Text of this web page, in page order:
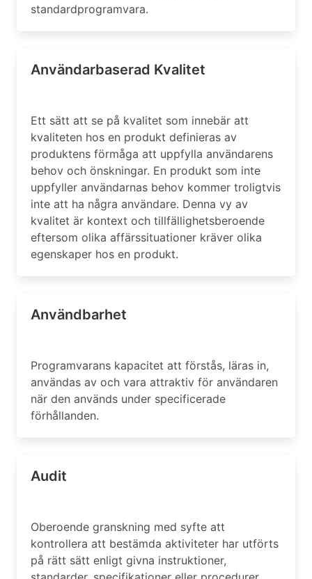
standardprogramvara.
Användarbaserad Kvalitet
Ett sätt att se på kvalitet som innebär att
kvaliteten hos en produkt definieras av
produktens förmåga att uppfylla användarens
behov och önskningar. En produkt som inte
uppfyller användarnas behov kommer troligtvis
inte att ha några användare. Denna vy av
kvalitet är kontext och tillfällighetsberoende
eftersom olika affärssituationer kräver olika
egenskaper hos en produkt.
Användbarhet
Programvarans kapacitet att förstås, läras in,
användas av och vara attraktiv för användaren
när den används under specificerade
förhållanden.
Audit
Oberoende granskning med syfte att
kontrollera att bestämda aktiviteter har utförts
på rätt sätt enligt givna instruktioner,